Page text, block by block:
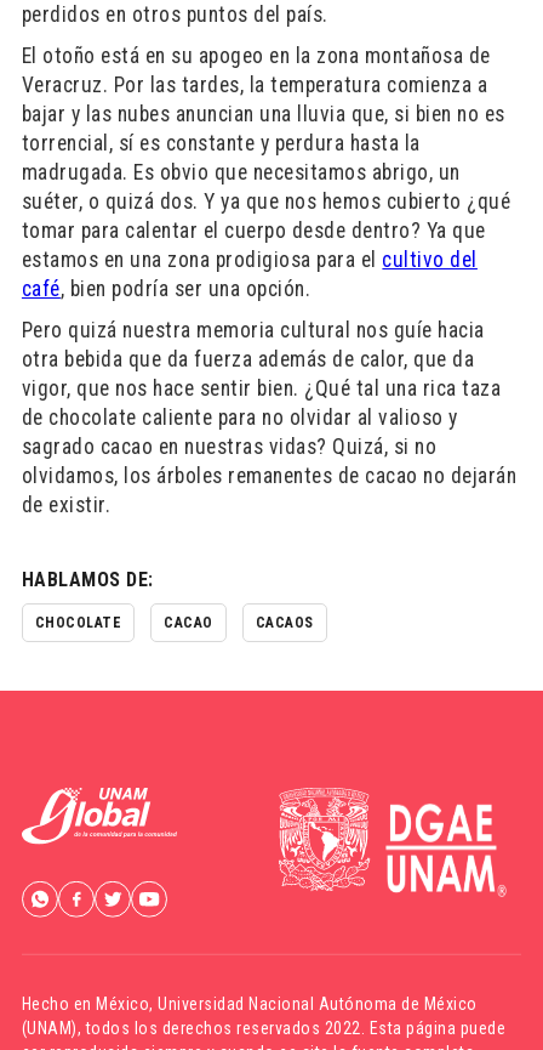
perdidos en otros puntos del país.
El otoño está en su apogeo en la zona montañosa de
Veracruz. Por las tardes, la temperatura comienza a
bajar y las nubes anuncian una lluvia que, si bien no es
torrencial, sí es constante y perdura hasta la
madrugada. Es obvio que necesitamos abrigo, un
suéter, o quizá dos. Y ya que nos hemos cubierto ¿qué
tomar para calentar el cuerpo desde dentro? Ya que
estamos en una zona prodigiosa para el cultivo del
café, bien podría ser una opción.
Pero quizá nuestra memoria cultural nos guíe hacia
otra bebida que da fuerza además de calor, que da
vigor, que nos hace sentir bien. ¿Qué tal una rica taza
de chocolate caliente para no olvidar al valioso y
sagrado cacao en nuestras vidas? Quizá, si no
olvidamos, los árboles remanentes de cacao no dejarán
de existir.
HABLAMOS DE:
CHOCOLATE CACAO CACAOS
Hecho en México,Universidad Nacional Autónoma de México
(UNAM), todos los derechos reservados 2022. Esta página puede